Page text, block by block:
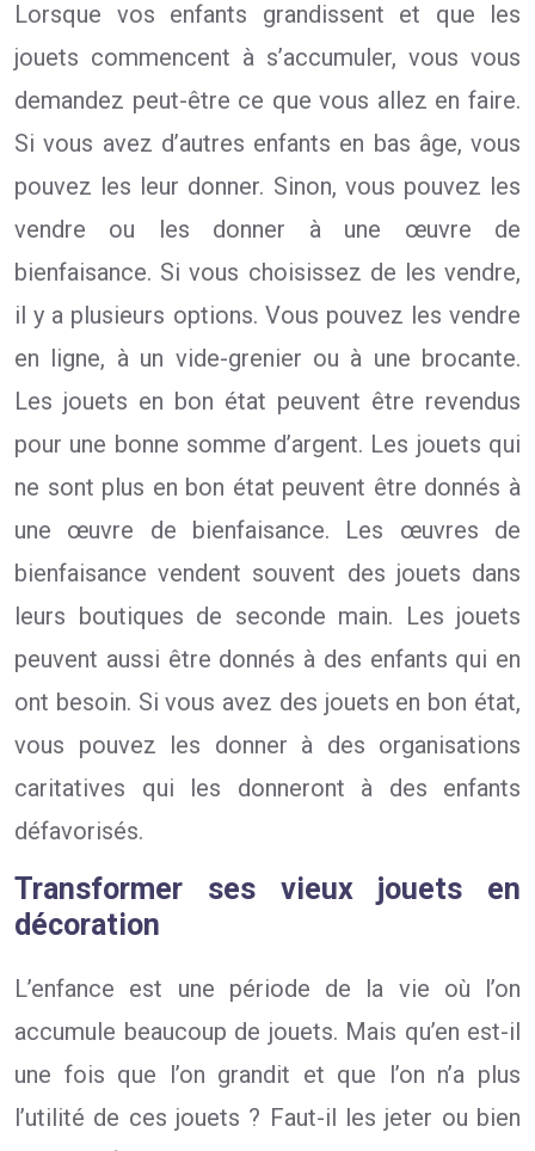
Lorsque vos enfants grandissent et que les
jouets commencent à s’accumuler, vous vous
demandez peut-être ce que vous allez en faire.
Si vous avez d’autres enfants en bas âge, vous
pouvez les leur donner. Sinon, vous pouvez les
vendre ou les donner à une œuvre de
bienfaisance. Si vous choisissez de les vendre,
il y a plusieurs options. Vous pouvez les vendre
en ligne, à un vide-grenier ou à une brocante.
Les jouets en bon état peuvent être revendus
pour une bonne somme d’argent. Les jouets qui
ne sont plus en bon état peuvent être donnés à
une œuvre de bienfaisance. Les œuvres de
bienfaisance vendent souvent des jouets dans
leurs boutiques de seconde main. Les jouets
peuvent aussi être donnés à des enfants qui en
ont besoin. Si vous avez des jouets en bon état,
vous pouvez les donner à des organisations
caritatives qui les donneront à des enfants
défavorisés.
Transformer ses vieux jouets en
décoration
L’enfance est une période de la vie où l’on
accumule beaucoup de jouets. Mais qu’en est-il
une fois que l’on grandit et que l’on n’a plus
l’utilité de ces jouets ? Faut-il les jeter ou bien